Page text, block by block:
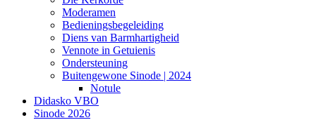
Moderamen
Bedieningsbegeleiding
Diens van Barmhartigheid
Vennote in Getuienis
Ondersteuning
Buitengewone Sinode | 2024
Notule
Didasko VBO
Sinode 2026